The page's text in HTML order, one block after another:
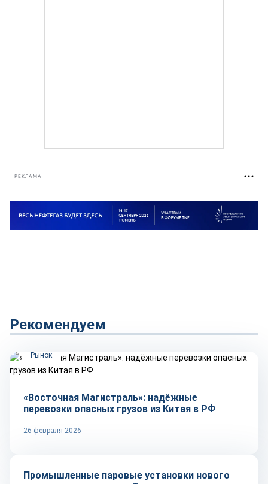
РЕКЛАМА
Рекомендуем
Рынок
«Восточная Магистраль»: надёжные
перевозки опасных грузов из Китая в РФ
26 февраля 2026
Репортаж
Промышленные паровые установки нового